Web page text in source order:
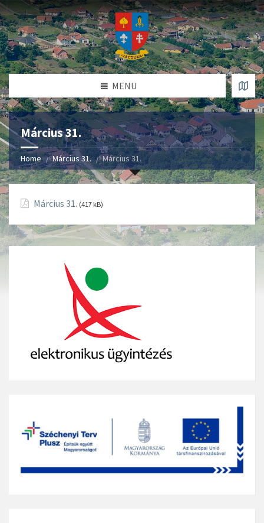
MENU
Március 31.
Home Március 31. Március 31.
Március 31. (417 kB)